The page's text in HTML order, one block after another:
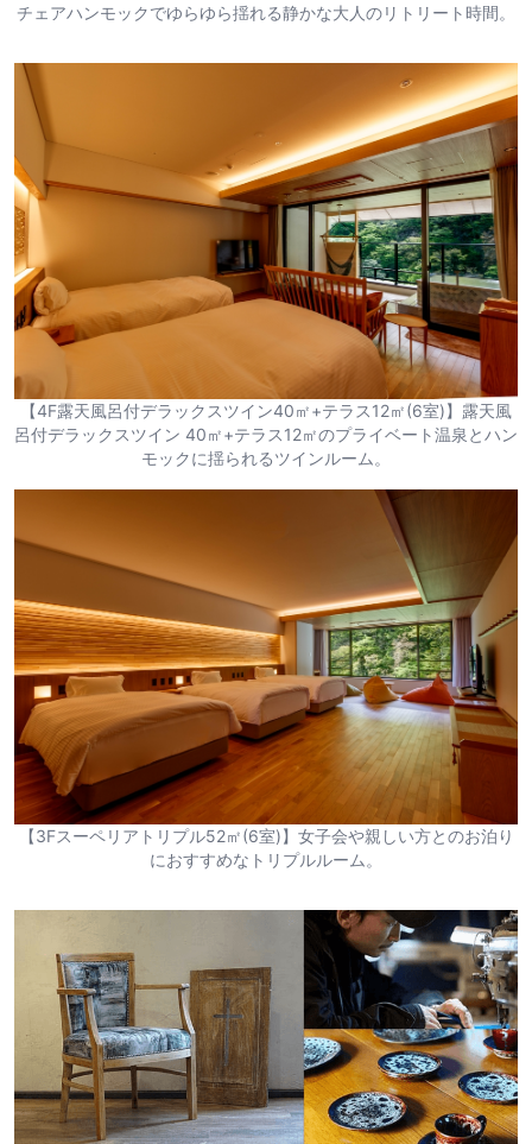
チェアハンモックでゆらゆら揺れる静かな大人のリトリート時間。
【4F露天風呂付デラックスツイン40㎡+テラス12㎡(6室)】露天風
呂付デラックスツイン 40㎡+テラス12㎡のプライベート温泉とハン
モックに揺られるツインルーム。
【3Fスーペリアトリプル52㎡(6室)】女子会や親しい方とのお泊り
におすすめなトリプルルーム。